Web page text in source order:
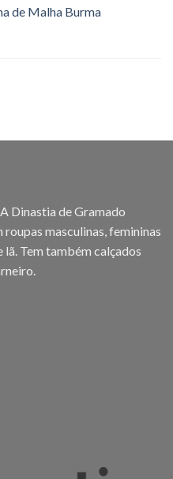
de Malha Burma
Dinastia de Gramado
masculinas, femininas
lã. Tem também calçados